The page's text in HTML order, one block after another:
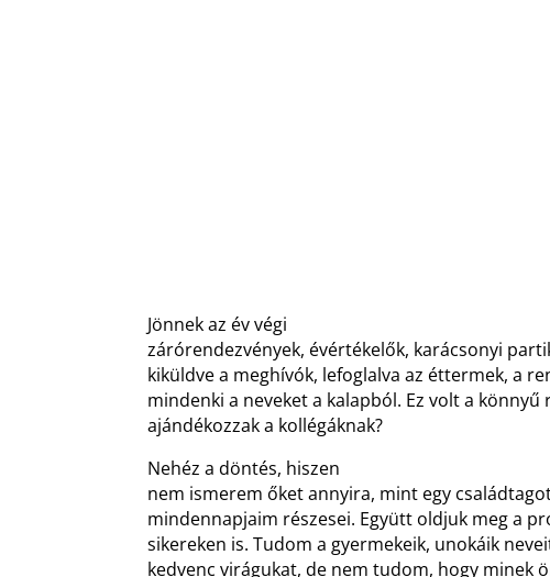
Jönnek az év végi
zárórendezvények, évértékelők, karácsonyi
kiküldve a meghívók, lefoglalva az éttermek, a
mindenki a neveket a kalapból. Ez volt a
ajándékozzak a kollégáknak?
Nehéz a döntés, hiszen
nem ismerem őket annyira, mint egy
mindennapjaim részesei. Együtt oldjuk meg a
sikereken is. Tudom a gyermekeik, unokáik
kedvenc virágukat, de nem tudom, hogy minek